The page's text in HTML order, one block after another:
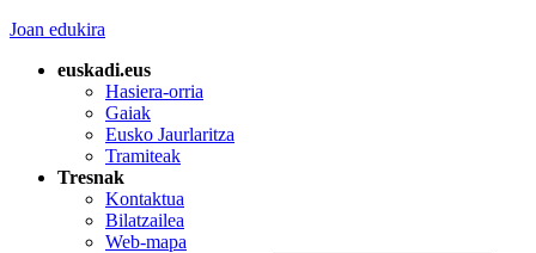
Joan edukira
euskadi.eus
Hasiera-orria
Gaiak
Eusko Jaurlaritza
Tramiteak
Tresnak
Kontaktua
Bilatzailea
Web-mapa